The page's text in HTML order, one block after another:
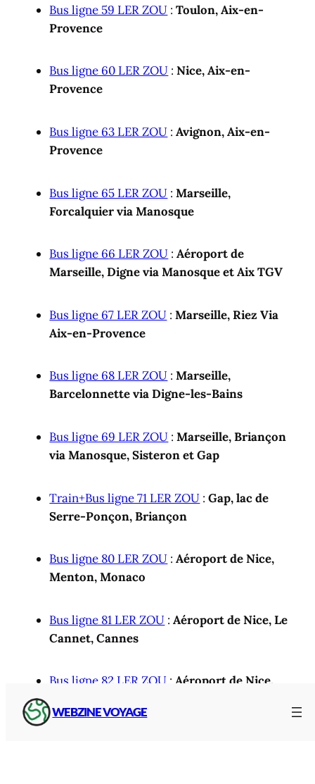
WEBZINE VOYAGE
Bus ligne 59 LER ZOU :Toulon, Aix-en-
Provence
Bus ligne 60 LER ZOU :Nice, Aix-en-
Provence
Bus ligne 63 LER ZOU :Avignon, Aix-en-
Provence
Bus ligne 65 LER ZOU :Marseille,
Forcalquier via Manosque
Bus ligne 66 LER ZOU :Aéroport de
Marseille, Digne via Manosque et Aix TGV
Bus ligne 67 LER ZOU :Marseille, Riez Via
Aix-en-Provence
Bus ligne 68 LER ZOU :Marseille,
Barcelonnette via Digne-les-Bains
Bus ligne 69 LER ZOU :Marseille, Briançon
via Manosque, Sisteron et Gap
Train+Bus ligne 71 LER ZOU :Gap, lac de
Serre-Ponçon, Briançon
Bus ligne 80 LER ZOU :Aéroport de Nice,
Menton, Monaco
Bus ligne 81 LER ZOU :Aéroport de Nice, Le
Cannet, Cannes
Bus ligne 82 LER ZOU : Aéroport de Nice,